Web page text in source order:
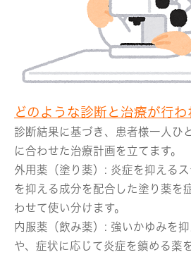
どのような診断と治療が行わ
診断結果に基づき、患者様一人ひ
に合わせた治療計画を立てます。
外用薬（塗り薬）: 炎症を抑える
を抑える成分を配合した塗り薬を
わせて使い分けます。
内服薬（飲み薬）: 強いかゆみを
や、症状に応じて炎症を鎮める薬